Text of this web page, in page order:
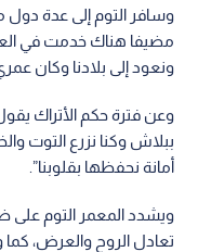
وسافر التوم إلى عدة دول
مضيفا هناك خدمت في
ونعود إلى بلادنا وكان عمري فوق 30 عاما لما
وعن فترة حكم الأتراك
ببلاش وكنا نزرع التوت
أمانة نحفظها بقلوبنا”.
ويشدد المعمر التوم على
تعادل الروح والعرض،